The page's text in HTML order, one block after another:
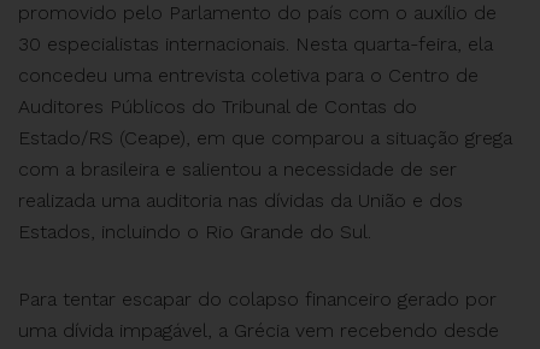
promovido pelo Parlamento do país com o auxílio de
30 especialistas internacionais. Nesta quarta-feira, ela
concedeu uma entrevista coletiva para o Centro de
Auditores Públicos do Tribunal de Contas do
Estado/RS (Ceape), em que comparou a situação grega
com a brasileira e salientou a necessidade de ser
realizada uma auditoria nas dívidas da União e dos
Estados, incluindo o Rio Grande do Sul.
Para tentar escapar do colapso financeiro gerado por
uma dívida impagável, a Grécia vem recebendo desde